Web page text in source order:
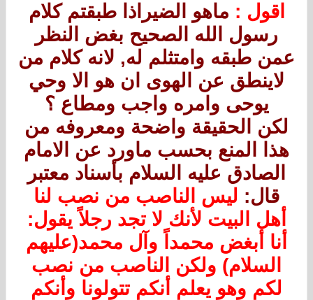
اقول : ماهو الضيراذا طبقتم كلام
رسول الله الصحيح بغض النظر
عمن طبقه وامتثلم له, لانه كلام من
لاينطق عن الهوى ان هو الا وحي
يوحى وامره واجب ومطاع ؟
لكن الحقيقة واضحة ومعروفه من
هذا المنع بحسب ماورد عن الامام
الصادق عليه السلام بأسناد معتبر
قال: ليس الناصب من نصب لنا
أهل البيت لأنك لا تجد رجلاً يقول:
أنا أبغض محمداً وآل محمد(عليهم
السلام) ولكن الناصب من نصب
لكم وهو يعلم أنكم تتولونا وأنكم